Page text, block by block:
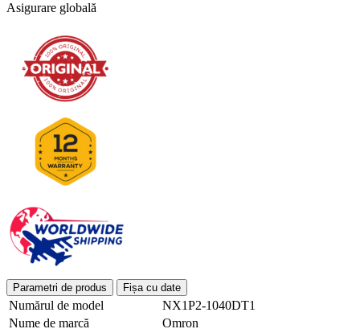
Asigurare globală
Parametri de produs Fișa cu date
Numărul de model
NX1P2-1040DT1
Nume de marcă
Omron